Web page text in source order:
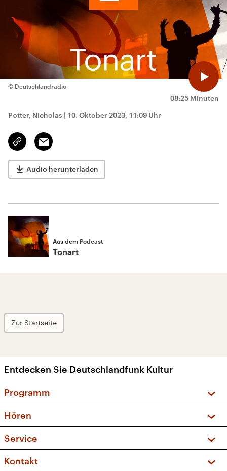
08:25 Minuten
© Deutschlandradio
Potter, Nicholas | 10. Oktober 2023, 11:09 Uhr
Link
kopieren/teilen
Email
Audio herunterladen
Aus dem Podcast
Tonart
Zur Startseite
Entdecken Sie Deutschlandfunk Kultur
Programm
Sendungen und Podcasts
Musikliste
Kakadu – Das Kinderprogramm
Hören
Frequenzen (UKW + DAB+)
Service
FAQ
Kontakt